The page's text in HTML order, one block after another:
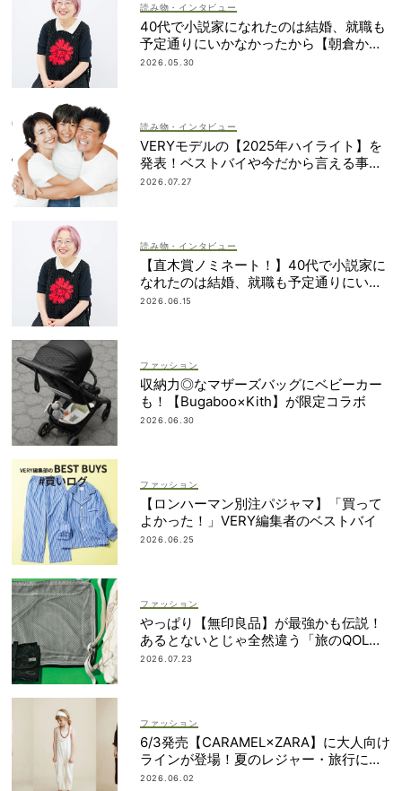
読み物・インタビュー
40代で小説家になれたのは結婚、就職も
予定通りにいかなかったから【朝倉かす
みさん】
2026.05.30
読み物・インタビュー
VERYモデルの【2025年ハイライト】を
発表！ベストバイや今だから言える事件
簿も大公開
2026.07.27
読み物・インタビュー
【直木賞ノミネート！】40代で小説家に
なれたのは結婚、就職も予定通りにいか
なかったから｜朝倉かすみさん
2026.06.15
ファッション
収納力◎なマザーズバッグにベビーカー
も！【Bugaboo×Kith】が限定コラボ
2026.06.30
ファッション
【ロンハーマン別注パジャマ】「買って
よかった！」VERY編集者のベストバイ
2026.06.25
ファッション
やっぱり【無印良品】が最強かも伝説！
あるとないとじゃ全然違う「旅のQOL爆
上げアイテム」
2026.07.23
ファッション
6/3発売【CARAMEL×ZARA】に大人向け
ラインが登場！夏のレジャー・旅行にも
おすすめ
2026.06.02